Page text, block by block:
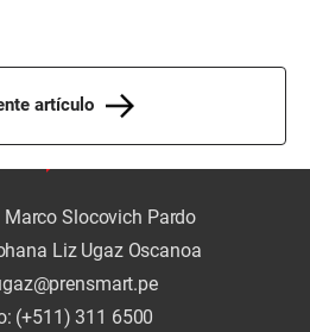
artículo
Marco Slocovich Pardo
Liz Ugaz Oscanoa
(+511) 311 6500